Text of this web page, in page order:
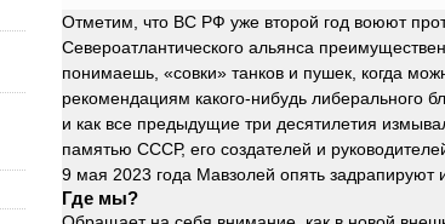
Отметим, что ВС РФ уже второй год воюют
Североатлантического альянса
понимаешь, «совки» танков и пушек, когда
рекомендациям какого-нибудь либерального
и как все предыдущие три десятилетия
памятью СССР, его создателей и
9 мая 2023 года Мавзолей опять задрапируют
Где мы?